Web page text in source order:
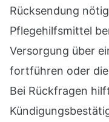
Rücksendung
Pflegehilfsmittel
Versorgung über
fortführen oder
Bei Rückfragen